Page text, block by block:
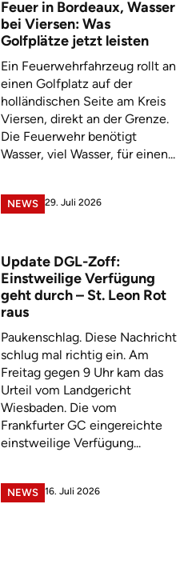
Feuer in Bordeaux, Wasser
bei Viersen: Was
Golfplätze jetzt leisten
Ein Feuerwehrfahrzeug rollt an
einen Golfplatz auf der
holländischen Seite am Kreis
Viersen, direkt an der Grenze.
Die Feuerwehr benötigt
Wasser, viel Wasser, für einen...
NEWS 29. Juli 2026
Update DGL-Zoff:
Einstweilige Verfügung
geht durch – St. Leon Rot
raus
Paukenschlag. Diese Nachricht
schlug mal richtig ein. Am
Freitag gegen 9 Uhr kam das
Urteil vom Landgericht
Wiesbaden. Die vom
Frankfurter GC eingereichte
einstweilige Verfügung...
NEWS 16. Juli 2026